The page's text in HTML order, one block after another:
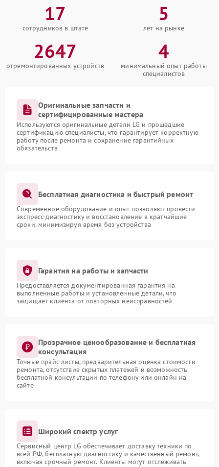
17
сотрудников в штате
5
лет на рынке
2647
отремонтированных устройств
4
минимальный опыт работы
специалистов
Оригинальные запчасти и
сертифицированные мастера
Используются оригинальные детали LG и прошедшие
сертификацию специалисты, что гарантирует корректную
работу после ремонта и сохранение гарантийных
обязательств
Бесплатная диагностика и быстрый ремонт
Современное оборудование и опыт позволяют провести
экспресс-диагностику и восстановление в кратчайшие
сроки, минимизируя время без устройства
Гарантия на работы и запчасти
Предоставляется документированная гарантия на
выполненные работы и установленные детали, что
защищает клиента от повторных неисправностей
Прозрачное ценообразование и бесплатная
консультация
Точные прайс-листы, предварительная оценка стоимости
ремонта, отсутствие скрытых платежей и возможность
бесплатной консультации по телефону или онлайн на
сайте
Широкий спектр услуг
Сервисный центр LG обеспечивает доставку техники по
всей РФ, бесплатную диагностику и качественный ремонт,
включая срочный ремонт. Клиенты могут отслеживать